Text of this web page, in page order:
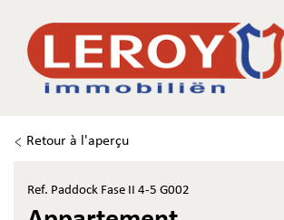
Retour à l'aperçu
Ref. Paddock Fase II 4-5 G002